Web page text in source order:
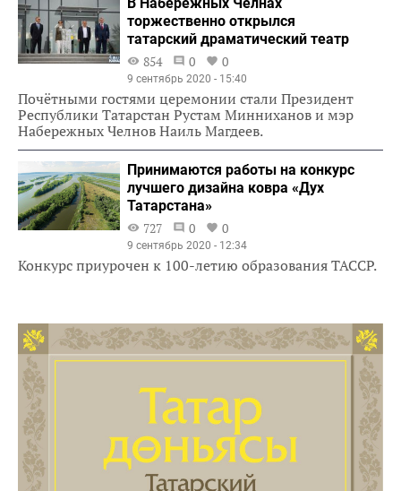
торжественно открылся
татарский драматический театр
854
0 0
9 сентябрь 2020 - 15:40
Почётными гостями церемонии стали Президент
Республики Татарстан Рустам Минниханов и мэр
Набережных Челнов Наиль Магдеев.
Принимаются работы на конкурс
лучшего дизайна ковра «Дух
Татарстана»
727
0 0
9 сентябрь 2020 - 12:34
Конкурс приурочен к 100-летию образования ТАССР.